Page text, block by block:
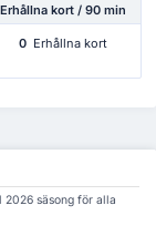
Erhållna kort / 90 min
0 Erhållna kort
2026 säsong för alla